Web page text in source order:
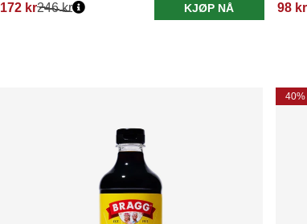
172 kr246 kr KJØP NÅ 98 kr
40%